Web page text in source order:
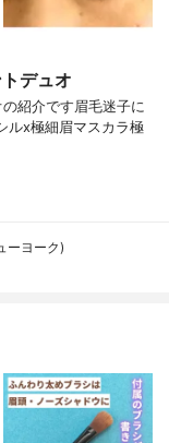
デュオ
紹介です眉毛迷子に
ルx極細眉マスカラ極
ーヨーク)